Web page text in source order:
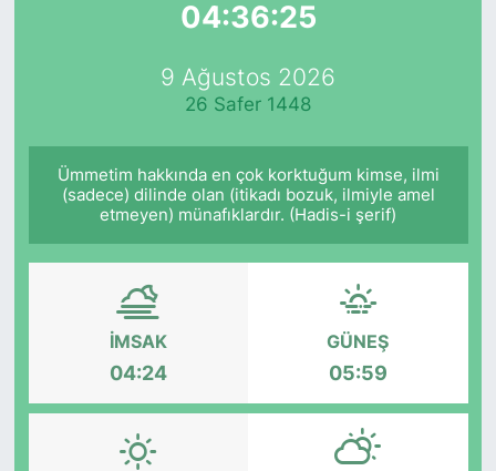
04:36:25
9 Ağustos 2026
26 Safer 1448
Ümmetim hakkında en çok korktuğum kimse, ilmi
(sadece) dilinde olan (itikadı bozuk, ilmiyle amel
etmeyen) münafıklardır. (Hadis-i şerif)
İMSAK
04:24
GÜNEŞ
05:59
Spor
ŞİRKET HABERLERİ
SAVUNMA SANAYİ
FUAR HABERLERİ
FUAR TAKVİMİ
Amerika Fuarları
FUAR RAPORU
FESTİVAL HABERLERİ